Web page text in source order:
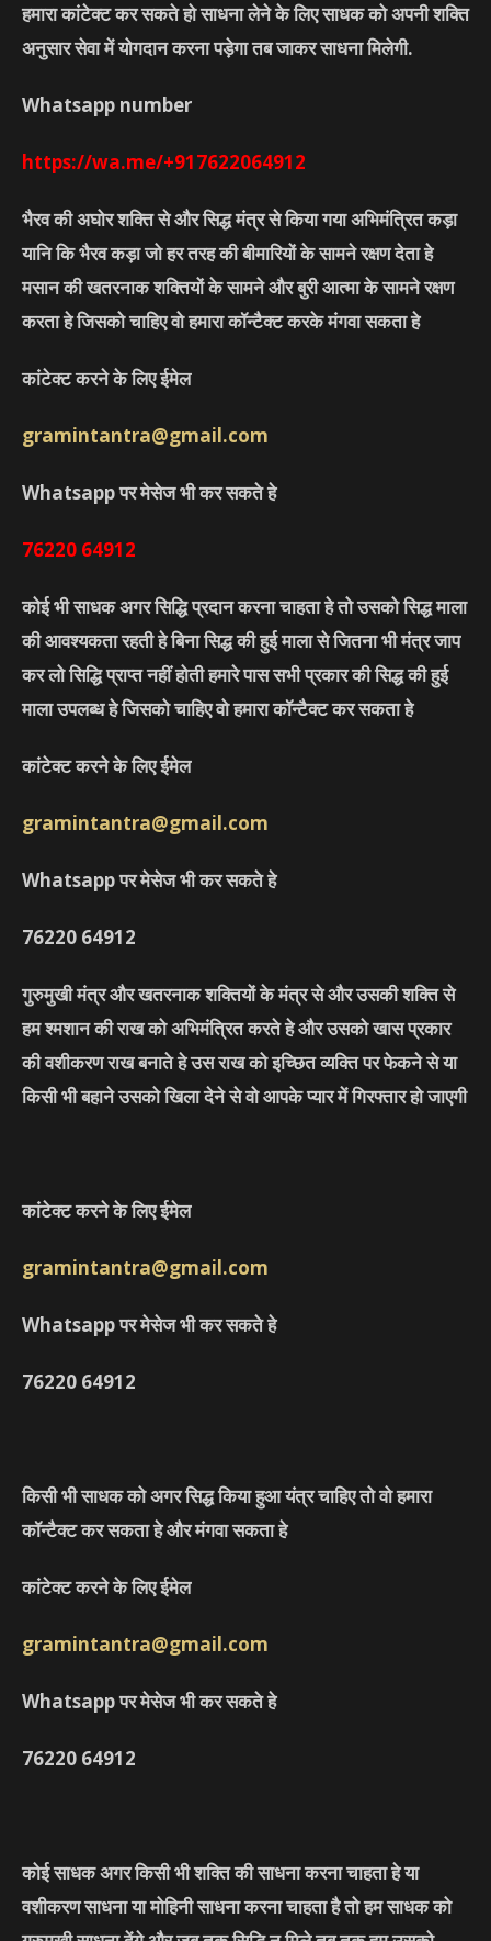
हमारा कांटेक्ट कर सकते हो साधना लेने के लिए साधक को अपनी शक्ति
अनुसार सेवा में योगदान करना पड़ेगा तब जाकर साधना मिलेगी.
Whatsapp number
https://wa.me/+917622064912
भैरव की अघोर शक्ति से और सिद्ध मंत्र से किया गया अभिमंत्रित कड़ा
यानि कि भैरव कड़ा जो हर तरह की बीमारियों के सामने रक्षण देता हे
मसान की खतरनाक शक्तियों के सामने और बुरी आत्मा के सामने रक्षण
करता हे जिसको चाहिए वो हमारा कॉन्टैक्ट करके मंगवा सकता हे
कांटेक्ट करने के लिए ईमेल
gramintantra@gmail.com
Whatsapp पर मेसेज भी कर सकते हे
76220 64912
कोई भी साधक अगर सिद्धि प्रदान करना चाहता हे तो उसको सिद्ध माला
की आवश्यकता रहती हे बिना सिद्ध की हुई माला से जितना भी मंत्र जाप
कर लो सिद्धि प्राप्त नहीं होती हमारे पास सभी प्रकार की सिद्ध की हुई
माला उपलब्ध हे जिसको चाहिए वो हमारा कॉन्टैक्ट कर सकता हे
कांटेक्ट करने के लिए ईमेल
gramintantra@gmail.com
Whatsapp पर मेसेज भी कर सकते हे
76220 64912
गुरुमुखी मंत्र और खतरनाक शक्तियों के मंत्र से और उसकी शक्ति से
हम श्मशान की राख को अभिमंत्रित करते हे और उसको खास प्रकार
की वशीकरण राख बनाते हे उस राख को इच्छित व्यक्ति पर फेकने से या
किसी भी बहाने उसको खिला देने से वो आपके प्यार में गिरफ्तार हो जाएगी
कांटेक्ट करने के लिए ईमेल
gramintantra@gmail.com
Whatsapp पर मेसेज भी कर सकते हे
76220 64912
किसी भी साधक को अगर सिद्ध किया हुआ यंत्र चाहिए तो वो हमारा
कॉन्टैक्ट कर सकता हे और मंगवा सकता हे
कांटेक्ट करने के लिए ईमेल
gramintantra@gmail.com
Whatsapp पर मेसेज भी कर सकते हे
76220 64912
कोई साधक अगर किसी भी शक्ति की साधना करना चाहता हे या
वशीकरण साधना या मोहिनी साधना करना चाहता है तो हम साधक को